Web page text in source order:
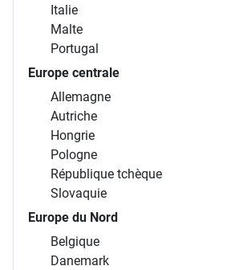
Italie
Malte
Portugal
Europe centrale
Allemagne
Autriche
Hongrie
Pologne
République tchèque
Slovaquie
Europe du Nord
Belgique
Danemark